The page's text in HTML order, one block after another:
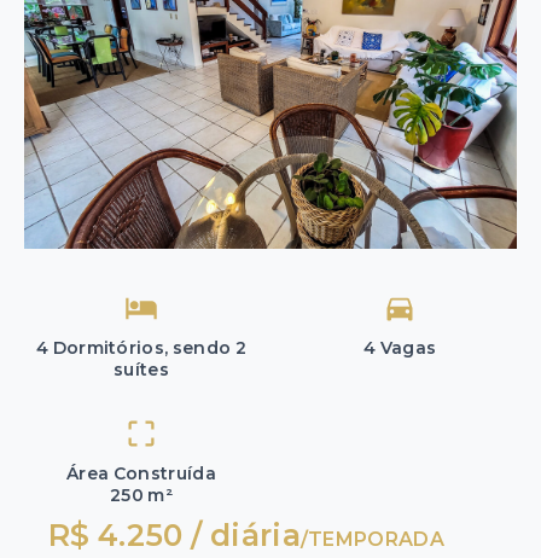
4 Dormitórios, sendo 2
suítes
4 Vagas
Área Construída
250 m²
R$ 4.250 / diária/TEMPORADA